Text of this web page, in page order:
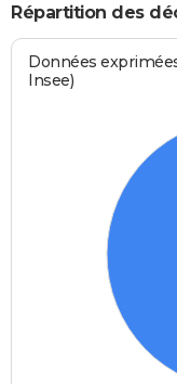
Répartition des
Données
Insee)